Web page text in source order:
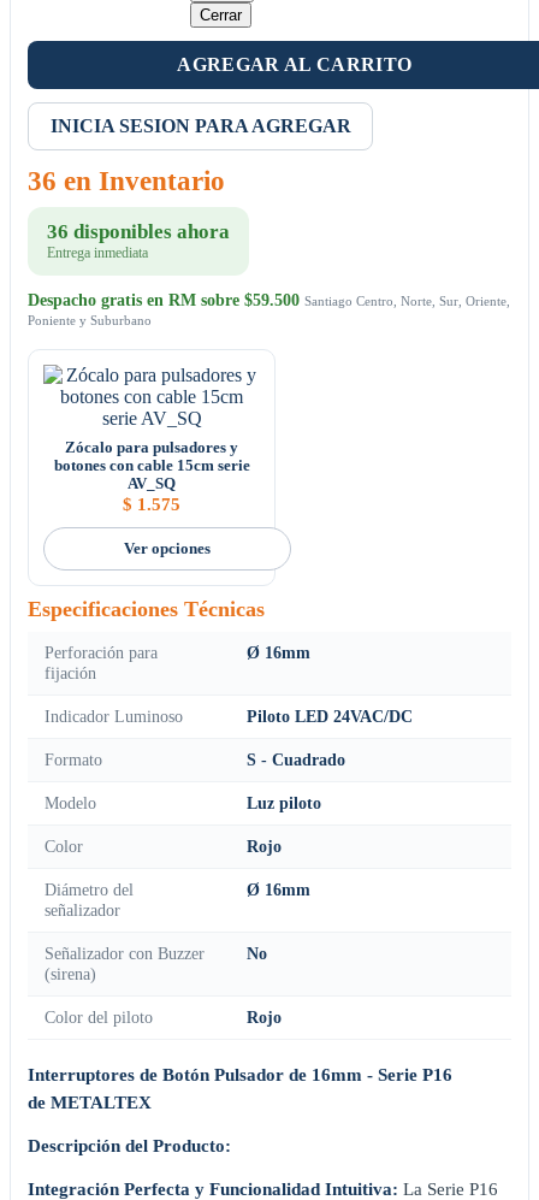
Cerrar
AGREGAR AL CARRITO
INICIA SESION PARA AGREGAR
36 en Inventario
36 disponibles ahora
Entrega inmediata
Despacho gratis en RM sobre $59.500 Santiago Centro, Norte, Sur, Oriente,
Poniente y Suburbano
Zócalo para pulsadores y
botones con cable 15cm serie
AV_SQ
$ 1.575
Ver opciones
Especificaciones Técnicas
Perforación para
fijación
Ø 16mm
Indicador Luminoso Piloto LED 24VAC/DC
Formato S - Cuadrado
Modelo Luz piloto
Color Rojo
Diámetro del
señalizador
Ø 16mm
Señalizador con Buzzer
(sirena)
No
Color del piloto Rojo
Interruptores de Botón Pulsador de 16mm - Serie P16
de METALTEX
Descripción del Producto:
Integración Perfecta y Funcionalidad Intuitiva: La Serie P16